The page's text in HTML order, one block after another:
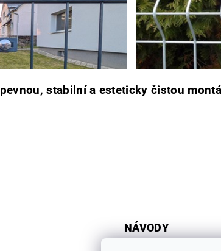
pevnou, stabilní a esteticky čistou
NÁVODY